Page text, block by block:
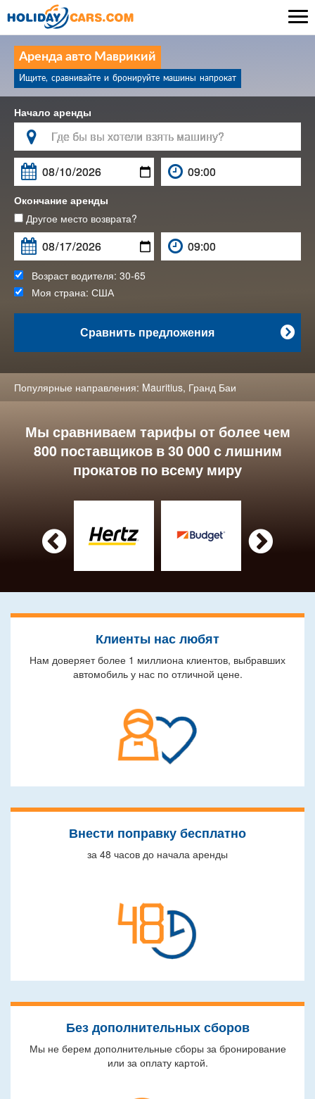
Аренда авто Маврикий
Ищите, сравнивайте и бронируйте машины напрокат
Начало аренды


Окончание аренды
Другое место возврата?
Возраст водителя: 30-65
Моя страна: США

Сравнить предложения
Популярные направления: Mauritius, Гранд Баи
Мы сравниваем тарифы от более чем
800 поставщиков в 30 000 с лишним
прокатов по всему миру
 
Клиенты нас любят
Нам доверяет более 1 миллиона клиентов, выбравших
автомобиль у нас по отличной цене.
Внести поправку бесплатно
за 48 часов до начала аренды
Без дополнительных сборов
Мы не берем дополнительные сборы за бронирование
или за оплату картой.